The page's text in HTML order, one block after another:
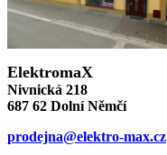
ElektromaX
Nivnická 218
687 62 Dolní Němčí
prodejna@elektro-max.cz